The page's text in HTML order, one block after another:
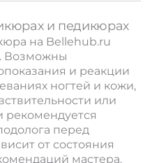
и педикюрах
на Bellehub.ru
Возможны
и реакции
ногтей и кожи,
или
перед
от состояния
мастера.